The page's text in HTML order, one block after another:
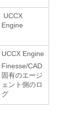
UCCX
Engine
UCCX Engine
Finesse/CAD
固有のエージ
ェント側のロ
グ